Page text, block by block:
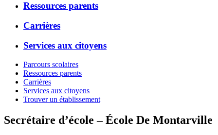
Ressources parents
Carrières
Services aux citoyens
Parcours scolaires
Ressources parents
Carrières
Services aux citoyens
Trouver un établissement
Secrétaire d’école – École De Montarville